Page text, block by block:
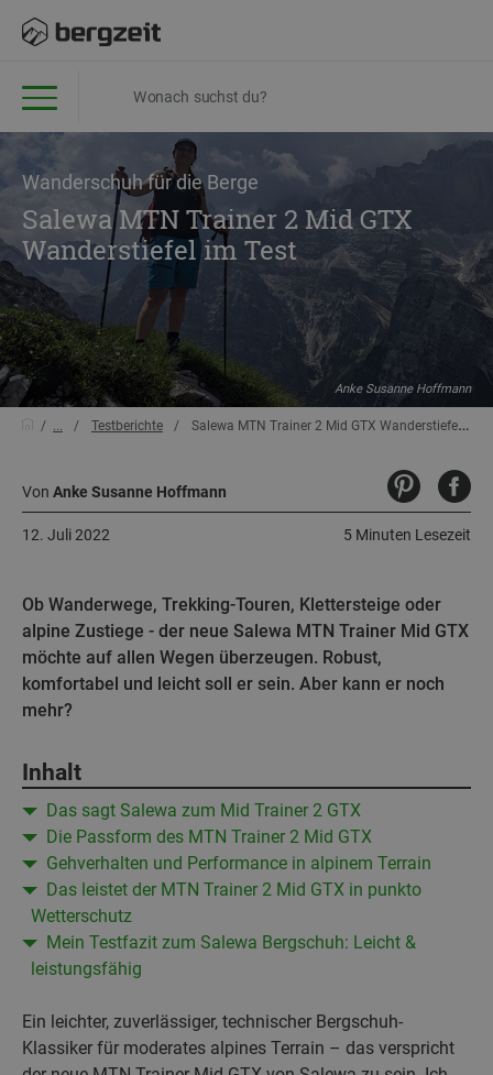
Wanderschuh für die Berge
Salewa MTN Trainer 2 Mid GTX
Wanderstiefel im Test
Anke Susanne Hoffmann
... Testberichte Salewa MTN Trainer 2 Mid GTX Wanderstiefel im Test
Von Anke Susanne Hoffmann
5 Minuten Lesezeit
12. Juli 2022
Ob Wanderwege, Trekking-Touren, Klettersteige oder
alpine Zustiege - der neue Salewa MTN Trainer Mid GTX
möchte auf allen Wegen überzeugen. Robust,
komfortabel und leicht soll er sein. Aber kann er noch
mehr?
Inhalt
Das sagt Salewa zum Mid Trainer 2 GTX
Die Passform des MTN Trainer 2 Mid GTX
Gehverhalten und Performance in alpinem Terrain
Das leistet der MTN Trainer 2 Mid GTX in punkto
Wetterschutz
Mein Testfazit zum Salewa Bergschuh: Leicht &
leistungsfähig
Ein leichter, zuverlässiger, technischer Bergschuh-
Klassiker für moderates alpines Terrain – das verspricht